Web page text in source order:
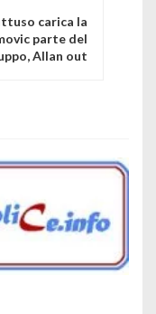
carica la
parte del
Allan out